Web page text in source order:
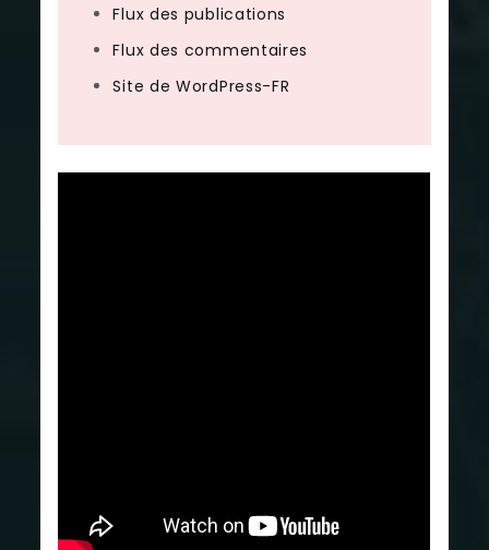
Flux des publications
Flux des commentaires
Site de WordPress-FR